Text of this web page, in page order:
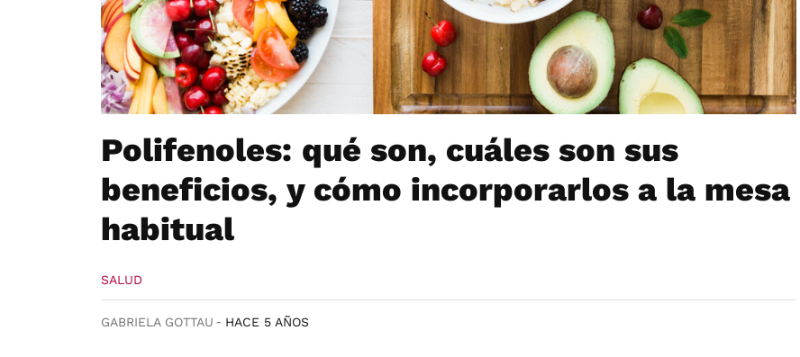
Polifenoles: qué son, cuáles son sus
beneficios, y cómo incorporarlos a la mesa
habitual
SALUD
GABRIELA GOTTAU HACE 5 AÑOS